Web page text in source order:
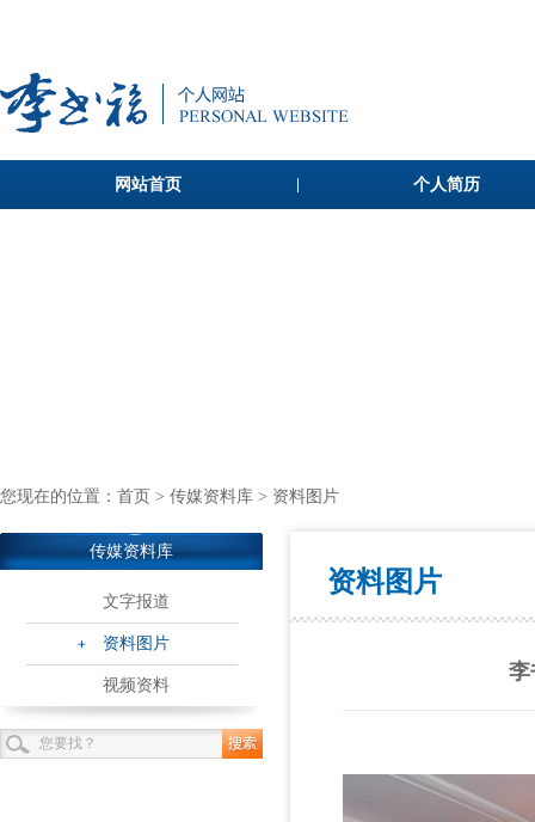
网站首页 个人简历
您现在的位置： 首页 > 传媒资料库 > 资料图片
传媒资料库
文字报道
资料图片
视频资料
资料图片
李